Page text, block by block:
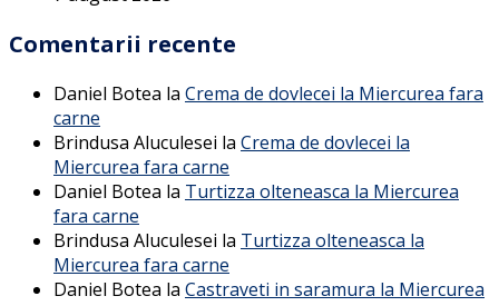
Comentarii recente
Daniel Botea la Crema de dovlecei la Miercurea fara
carne
Brindusa Aluculesei la Crema de dovlecei la
Miercurea fara carne
Daniel Botea la Turtizza olteneasca la Miercurea
fara carne
Brindusa Aluculesei la Turtizza olteneasca la
Miercurea fara carne
Daniel Botea la Castraveti in saramura la Miercurea